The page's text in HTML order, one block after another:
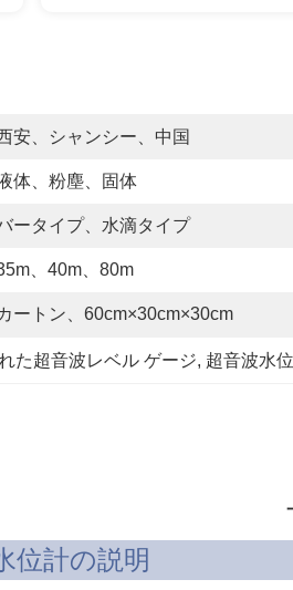
安、シャンシー、中国
体、粉塵、固体
ータイプ、水滴タイプ
、40m、80m
ートン、60cm×30cm×30cm
た超音波レベル ゲージ, 超音波水
位計の説明